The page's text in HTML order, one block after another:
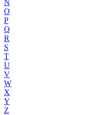
N
O
P
Q
R
S
T
U
V
W
X
Y
Z